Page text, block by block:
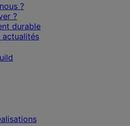
?
?
durable
actualités